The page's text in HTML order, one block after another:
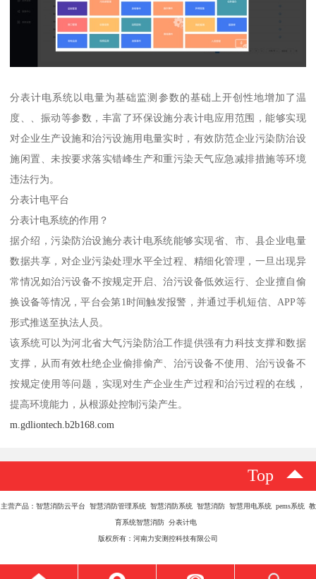
分表计电系统以电量为基础监测参数的基础上开创性地增加了温
度、、振动等参数，丰富了环保设施分表计电应用范围，能够实现
对企业生产设施和治污设施用电量实时，有效防范企业污染防治设
施闲置、未按要求落实错峰生产和重污染天气应急减排措施等环境
违法行为。
分表计电平台
分表计电系统的作用？
据介绍，污染防治设施分表计电系统能够实现省、市、县企业电量
数据共享，对企业污染处理水平全过程、精细化管理，一旦出现异
常情况如治污设备不按规定开启、治污设备低效运行、企业擅自偷
换设备等情况，平台会第1时间触发报警，并通过手机短信、APP等
形式推送至执法人员。
该系统可以为河北省大气污染防治工作提供强有力科技支撑和数据
支撑，从而有效杜绝企业偷排偷产、治污设备不使用、治污设备不
按规定使用等问题，实现对生产企业生产过程和治污过程的在线，
提高环境能力，从根源处控制污染产生。
m.gdliontech.b2b168.com
Top
主营产品：智慧消防云平台 智慧消防管理系统 智慧消防系统 智慧消防 智慧用电系统 pems系统 教
育系统智慧消防 分表计电
版权所有：河南力安测控科技有限公司